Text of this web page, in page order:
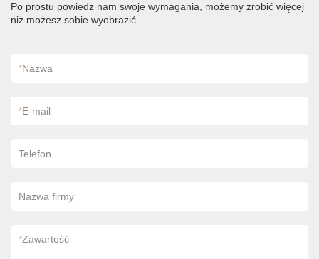
Po prostu powiedz nam swoje wymagania, możemy zrobić więcej
niż możesz sobie wyobrazić.
*Nazwa
*E-mail
Telefon
Nazwa firmy
*Zawartość